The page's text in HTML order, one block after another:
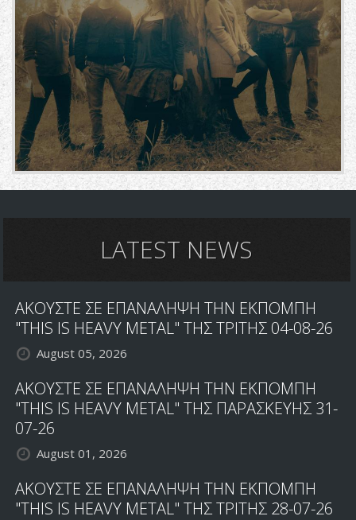
LATEST NEWS
ΑΚΟΥΣΤΕ ΣΕ ΕΠΑΝΑΛΗΨΗ ΤΗΝ ΕΚΠΟΜΠΗ
"THIS IS HEAVY METAL" ΤΗΣ ΤΡΙΤΗΣ 04-08-26
August 05, 2026
ΑΚΟΥΣΤΕ ΣΕ ΕΠΑΝΑΛΗΨΗ ΤΗΝ ΕΚΠΟΜΠΗ
"THIS IS HEAVY METAL" ΤΗΣ ΠΑΡΑΣΚΕΥΗΣ 31-
07-26
August 01, 2026
ΑΚΟΥΣΤΕ ΣΕ ΕΠΑΝΑΛΗΨΗ ΤΗΝ ΕΚΠΟΜΠΗ
"THIS IS HEAVY METAL" ΤΗΣ ΤΡΙΤΗΣ 28-07-26